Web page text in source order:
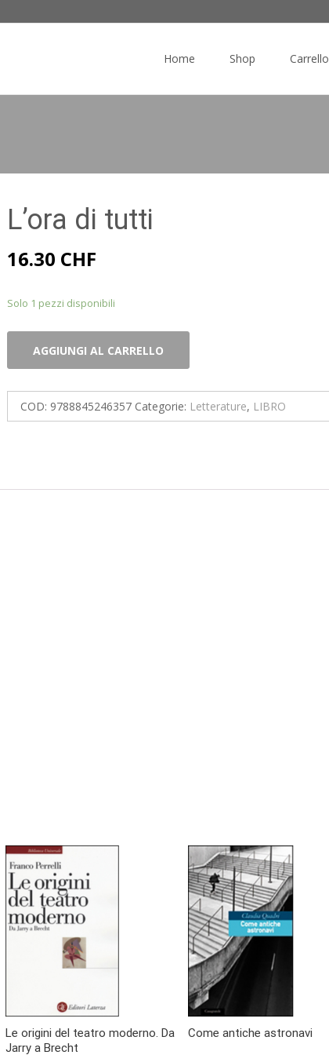
Home Shop Carrello
L’ora di tutti
16.30 CHF
Solo 1 pezzi disponibili
quantità
AGGIUNGI AL CARRELLO
COD: 9788845246357 Categorie: Letterature, LIBRO
Le origini del teatro moderno. Da
Jarry a Brecht
Come antiche astronavi